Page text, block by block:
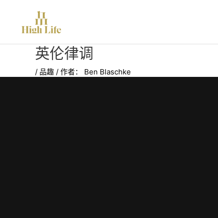
英伦律调
/ 品趣 / 作者： Ben Blaschke